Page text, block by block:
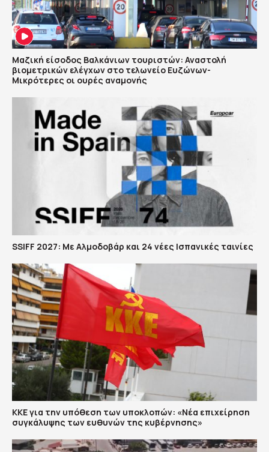
Μαζική είσοδος Βαλκάνιων τουριστών: Αναστολή
βιομετρικών ελέγχων στο τελωνείο Ευζώνων-
Μικρότερες οι ουρές αναμονής
SSIFF 2027: Με Αλμοδοβάρ και 24 νέες Ισπανικές ταινίες
ΚΚΕ για την υπόθεση των υποκλοπών: «Νέα επιχείρηση
συγκάλυψης των ευθυνών της κυβέρνησης»